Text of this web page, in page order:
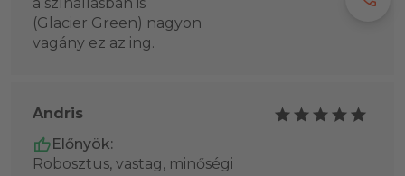
(Glacier Green) nagyon
vagány ez az ing.
Andris
Előnyök:
Robosztus, vastag, minőségi